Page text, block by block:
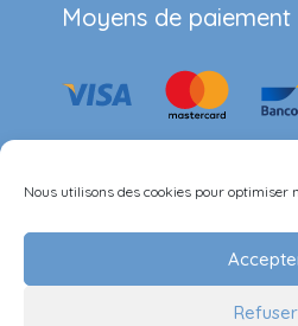
Nous utilisons des cookies pour optimiser
Refuser
Moyens de paiement
©Ernest & Célestine all rights